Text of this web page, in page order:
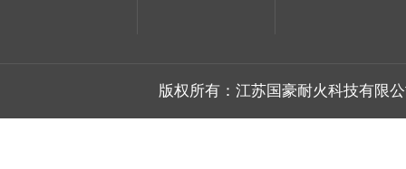
版权所有：江苏国豪耐火科技有限